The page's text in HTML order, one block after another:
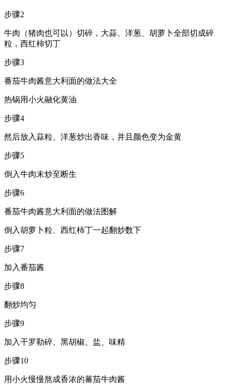
步骤2
牛肉（猪肉也可以）切碎，大蒜、洋葱、胡萝卜全部切成碎
粒，西红柿切丁
步骤3
番茄牛肉酱意大利面的做法大全
热锅用小火融化黄油
步骤4
然后放入蒜粒、洋葱炒出香味，并且颜色变为金黄
步骤5
倒入牛肉末炒至断生
步骤6
番茄牛肉酱意大利面的做法图解
倒入胡萝卜粒、西红柿丁一起翻炒数下
步骤7
加入番茄酱
步骤8
翻炒均匀
步骤9
加入干罗勒碎、黑胡椒、盐、味精
步骤10
用小火慢慢熬成香浓的蕃茄牛肉酱